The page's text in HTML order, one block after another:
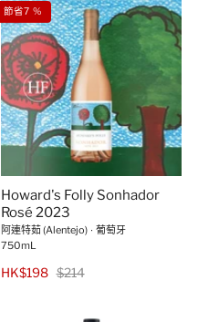
節省7 %
Howard's Folly Sonhador
Rosé 2023
阿連特茹 (Alentejo) ∙ 葡萄牙
750mL
HK$198 $214